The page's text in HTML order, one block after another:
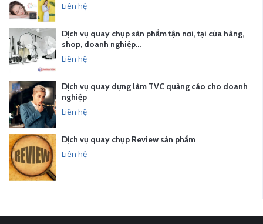
Liên hệ
Dịch vụ quay chụp sản phẩm tận nơi, tại cửa hàng,
shop, doanh nghiệp…
Liên hệ
Dịch vụ quay dựng làm TVC quảng cáo cho doanh
nghiệp
Liên hệ
Dịch vụ quay chụp Review sản phẩm
Liên hệ